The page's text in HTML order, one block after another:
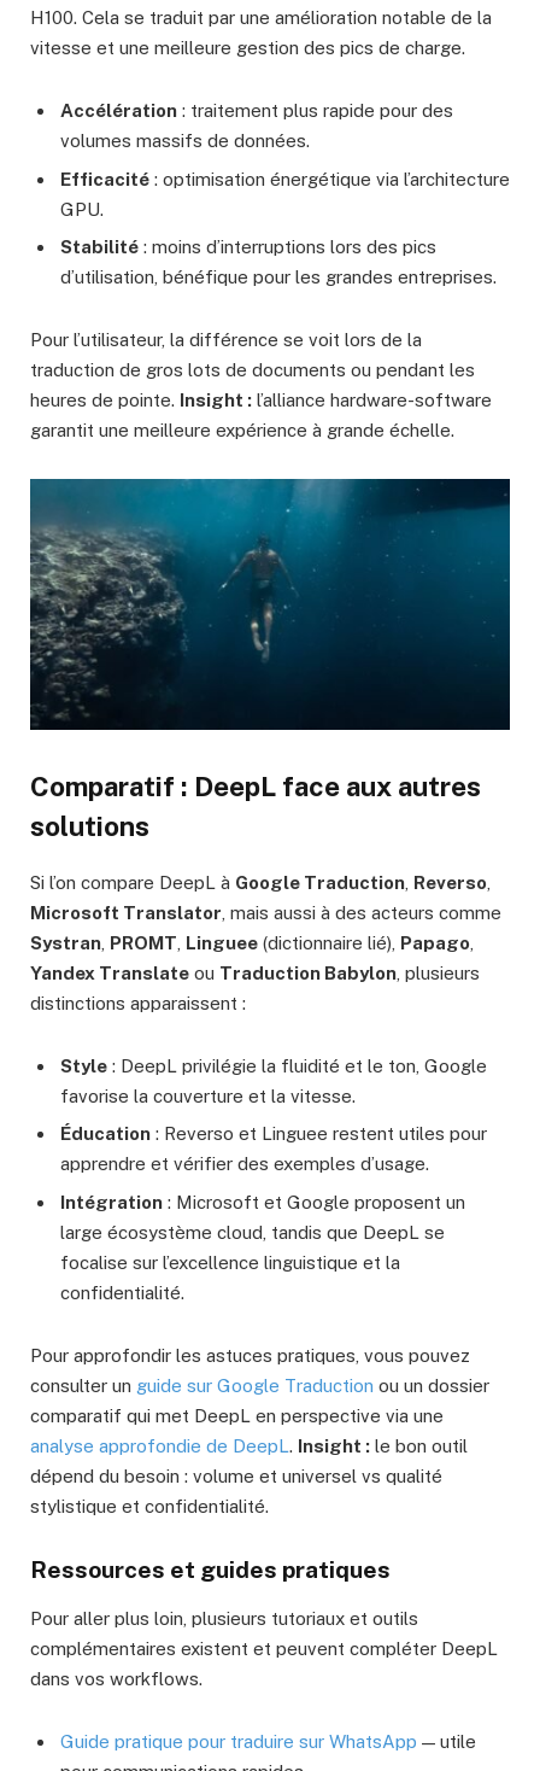
H100. Cela se traduit par une amélioration notable de la
vitesse et une meilleure gestion des pics de charge.
Accélération : traitement plus rapide pour des
volumes massifs de données.
Efficacité : optimisation énergétique via l’architecture
GPU.
Stabilité : moins d’interruptions lors des pics
d’utilisation, bénéfique pour les grandes entreprises.
Pour l’utilisateur, la différence se voit lors de la
traduction de gros lots de documents ou pendant les
heures de pointe. Insight : l’alliance hardware-software
garantit une meilleure expérience à grande échelle.
Comparatif : DeepL face aux autres
solutions
Si l’on compare DeepL à Google Traduction Reverso
Microsoft Translator , mais aussi à des acteurs comme
Systran PROMT Linguee (dictionnaire lié), Papago
Yandex Translate ou Traduction Babylon , plusieurs
distinctions apparaissent :
Style : DeepL privilégie la fluidité et le ton, Google
favorise la couverture et la vitesse.
Éducation : Reverso et Linguee restent utiles pour
apprendre et vérifier des exemples d’usage.
Intégration : Microsoft et Google proposent un
large écosystème cloud, tandis que DeepL se
focalise sur l’excellence linguistique et la
confidentialité.
Pour approfondir les astuces pratiques, vous pouvez
consulter un guide sur Google Traduction ou un dossier
comparatif qui met DeepL en perspective via une
analyse approfondie de DeepL. Insight : le bon outil
dépend du besoin : volume et universel vs qualité
stylistique et confidentialité.
Ressources et guides pratiques
Pour aller plus loin, plusieurs tutoriaux et outils
complémentaires existent et peuvent compléter DeepL
dans vos workflows.
Guide pratique pour traduire sur WhatsApp — utile